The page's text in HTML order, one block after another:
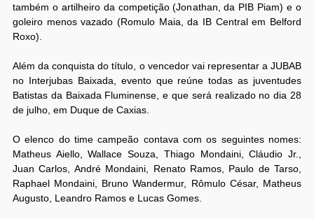
também o artilheiro da competição (Jonathan, da PIB Piam) e o
goleiro menos vazado (Romulo Maia, da IB Central em Belford
Roxo).
Além da conquista do título, o vencedor vai representar a JUBAB
no Interjubas Baixada, evento que reúne todas as juventudes
Batistas da Baixada Fluminense, e que será realizado no dia 28
de julho, em Duque de Caxias.
O elenco do time campeão contava com os seguintes nomes:
Matheus Aiello, Wallace Souza, Thiago Mondaini, Cláudio Jr.,
Juan Carlos, André Mondaini, Renato Ramos, Paulo de Tarso,
Raphael Mondaini, Bruno Wandermur, Rômulo César, Matheus
Augusto, Leandro Ramos e Lucas Gomes.